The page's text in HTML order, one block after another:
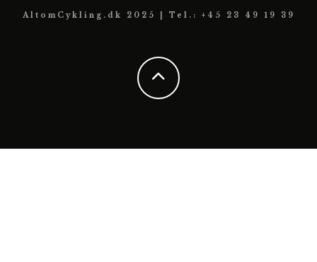
AltomCykling.dk 2025 | Tel.: +45 23 49 19 39